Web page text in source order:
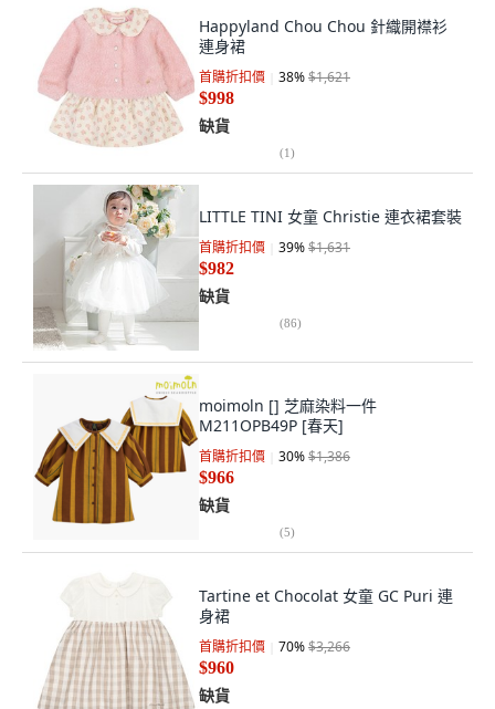
Happyland Chou Chou 針織開襟衫
連身裙
首購折扣價 38%$1,621
$998
缺貨
(1)
LITTLE TINI 女童 Christie 連衣裙套裝
首購折扣價 39%$1,631
$982
缺貨
(86)
moimoln [] 芝麻染料一件
M211OPB49P [春天]
首購折扣價 30%$1,386
$966
缺貨
(5)
Tartine et Chocolat 女童 GC Puri 連
身裙
首購折扣價 70%$3,266
$960
缺貨